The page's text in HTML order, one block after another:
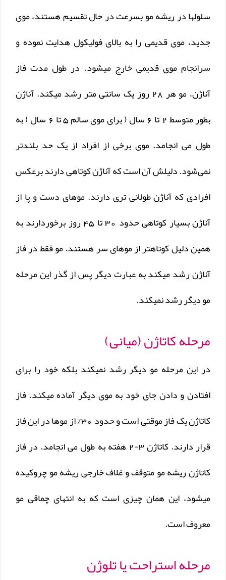
سلولها در ریشه مو بسرعت در حال تقسیم هستند، موی
جدید، موی قدیمی را به بالای فولیکول هدایت نموده و
سرانجام موی قدیمی خارج میشود. در طول مدت فاز
آناژن، مو هر 28 روز یک سانتی متر رشد میکند. آناژن
بطور متوسط 2 تا 6 سال ( برای موی سالم 5 تا 6 سال ) به
طول می انجامد. موی برخی از افراد از یک حد بلندتر
نمی‌شود. دلیلش آن است که آناژن کوتاهی دارند برعکس
افرادی که آناژن طولانی تری دارند. موهای دست و پا از
آناژن بسیار کوتاهی حدود 30 تا 45 روز برخوردارند به
همین دلیل کوتاهتر از موهای سر هستند. مو فقط در فاز
آناژن رشد میکند به عبارت دیگر پس از گذر این مرحله
مو دیگر رشد نمیکند.
مرحله کاتاژن (میانی)
در این مرحله مو دیگر رشد نمیکند بلکه خود را برای
افتادن و دادن جای خود به موی دیگر آماده میکند. فاز
کاتاژن یک فاز موقتی است و حدود 30% از موها در این فاز
قرار دارند. کاتاژن 3-2 هفته به طول می انجامد. در فاز
کاتاژن ریشه مو متوقف و غلاف خارجی ریشه مو چروکیده
میشود، این همان چیزی است که به انتهای چماقی مو
معروف است.
مرحله استراحت یا تلوژن